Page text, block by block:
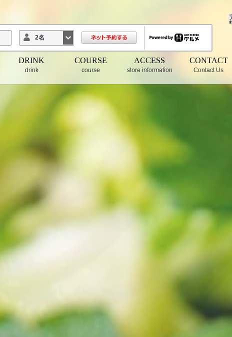
2名
DRINK
drink
COURSE
course
ACCESS
store information
CONTACT
Contact Us